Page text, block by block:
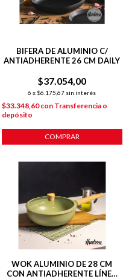
BIFERA DE ALUMINIO C/
ANTIADHERENTE 26 CM DAILY
$37.054,00
6 x $6.175,67 sin interés
$33.348,60con Transferencia o
depósito
COMPRAR
WOK ALUMINIO DE 28 CM
CON ANTIADHERENTE LÍNEA